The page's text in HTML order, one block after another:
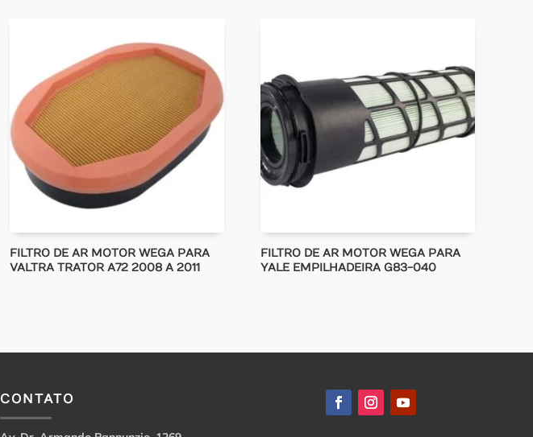
FILTRO DE AR MOTOR WEGA PARA
VALTRA TRATOR A72 2008 A 2011
FILTRO DE AR MOTOR WEGA PARA
YALE EMPILHADEIRA G83-040
CONTATO